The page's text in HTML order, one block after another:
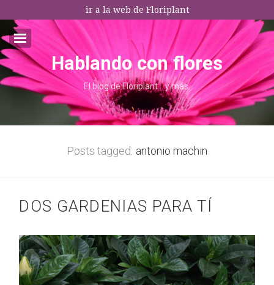
ir a la web de Floriplant
I agree terms and conditions.*
Email:*
* This field is required
ARTE FLORAL
Hablando con flores
El blog de Floriplant… y más.
Posts tagged: antonio machin
DOS GARDENIAS PARA TÍ